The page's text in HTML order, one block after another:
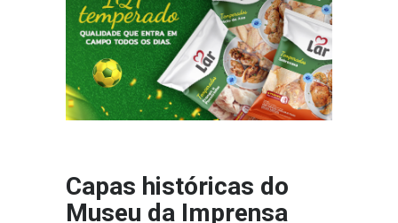
Capas históricas do
Museu da Imprensa